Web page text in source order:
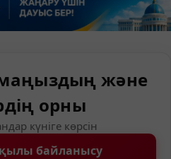
және
орны
күніге көрсін
байланысу